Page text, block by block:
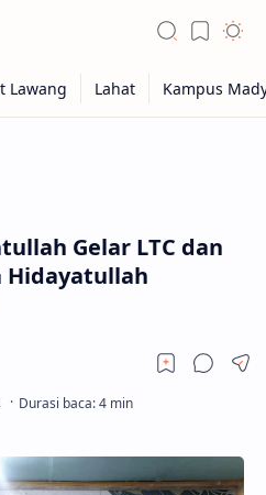
Gelar LTC dan
Hidayatullah